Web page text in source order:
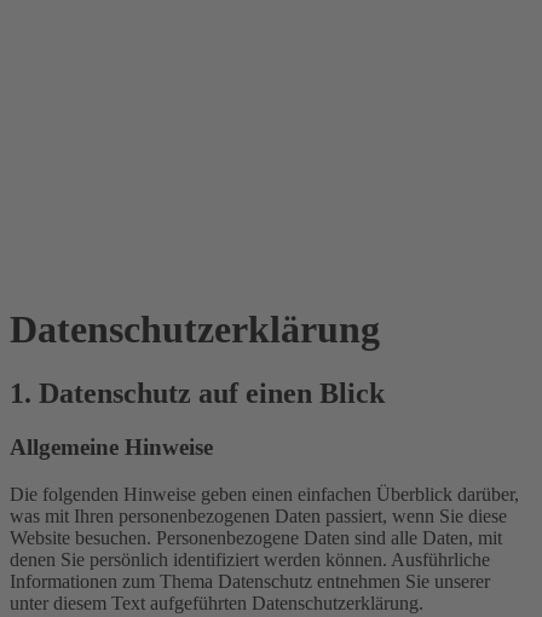
Datenschutz­erklärung
1. Datenschutz auf einen Blick
Allgemeine Hinweise
Die folgenden Hinweise geben einen einfachen Überblick darüber,
was mit Ihren personenbezogenen Daten passiert, wenn Sie diese
Website besuchen. Personenbezogene Daten sind alle Daten, mit
denen Sie persönlich identifiziert werden können. Ausführliche
Informationen zum Thema Datenschutz entnehmen Sie unserer
unter diesem Text aufgeführten Datenschutzerklärung.